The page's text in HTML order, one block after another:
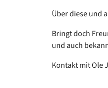
Über diese und
Bringt doch
und auch
Kontakt mit Ole